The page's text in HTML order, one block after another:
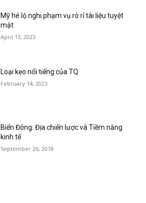
Mỹ hé lộ nghi phạm vụ rò rỉ tài liệu tuyệt
mật
April 13, 2023
Loại kẹo nổi tiếng của TQ
February 14, 2023
Biển Đông: Địa chiến lược và Tiềm năng
kinh tế
September 26, 2018